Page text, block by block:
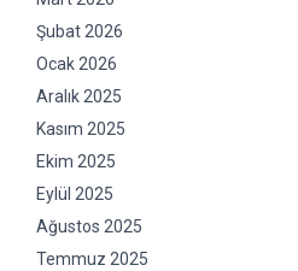
Şubat 2026
Ocak 2026
Aralık 2025
Kasım 2025
Ekim 2025
Eylül 2025
Ağustos 2025
Temmuz 2025